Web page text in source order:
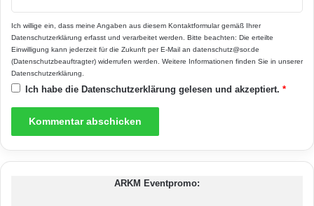
Entspannt schlafen können Besitzer eines
Energieeffizienzhauses. Mit einer
ökologischen und wertbeständigen
Bauweise schaffen sie sich und
kommenden Generationen eine
lebenslange Sicherheit. (Foto:
Ich willige ein, dass meine Angaben aus diesem Kontaktformular gemäß Ihrer
Datenschutzerklärung erfasst und verarbeitet werden. Bitte beachten: Die erteilte
Einwilligung kann jederzeit für die Zukunft per E-Mail an datenschutz@sor.de
(Datenschutzbeauftragter) widerrufen werden. Weitere Informationen finden Sie in unserer
Datenschutzerklärung
Ich habe die Datenschutzerklärung gelesen und akzeptiert. *
ARKM Eventpromo: